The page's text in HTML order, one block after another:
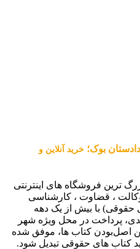
بوک؛ خرید آنلاین و
ترین فروشگاه های اینترنتی
، قضاوت ، کارشناسی
حقوقی) با بیش از یک دهه
پرداخت در محل ویژه شهر
اصل‌بودن کتاب ها، موفق شده
کتاب های حقوقی تبدیل شود.